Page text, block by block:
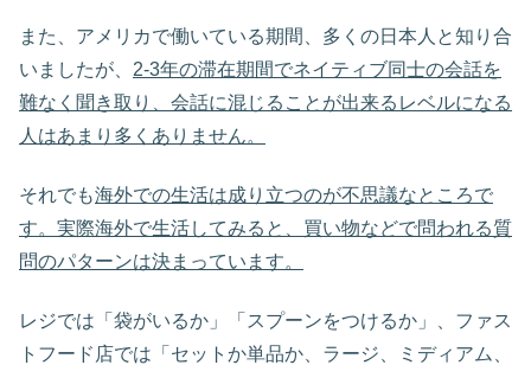
また、アメリカで働いている期間、多くの日本人と知り合
いましたが、 2-3年の滞在期間でネイティブ同士の会話を
難なく聞き取り、会話に混じることが出来るレベルになる
人はあまり多くありません。
それでも海外での生活は成り立つのが不思議なところで
す。実際海外で生活してみると、買い物などで問われる質
問のパターンは決まっています。
レジでは「袋がいるか」「スプーンをつけるか」、ファス
トフード店では「セットか単品か、ラージ、ミディアム、